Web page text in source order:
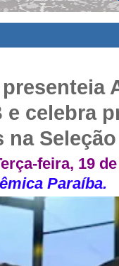
e celebra
na
feira, 19
Paraíba.